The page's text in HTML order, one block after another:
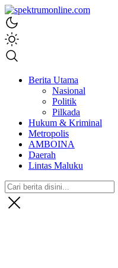
spektrumonline.com
Berita Utama
Nasional
Politik
Pilkada
Hukum & Kriminal
Metropolis
AMBOINA
Daerah
Lintas Maluku